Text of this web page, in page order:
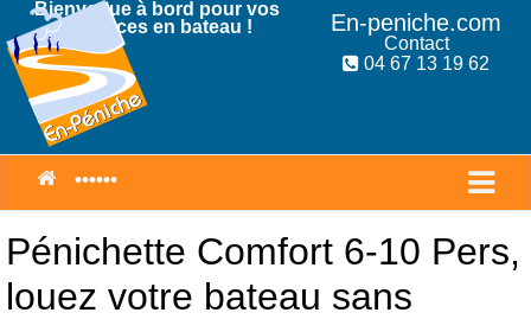
En-peniche.com
Contact
04 67 13 19 62
Bienvenue à bord pour vos
Vacances en bateau !
Pénichette Comfort 6-10 Pers,
louez votre bateau sans